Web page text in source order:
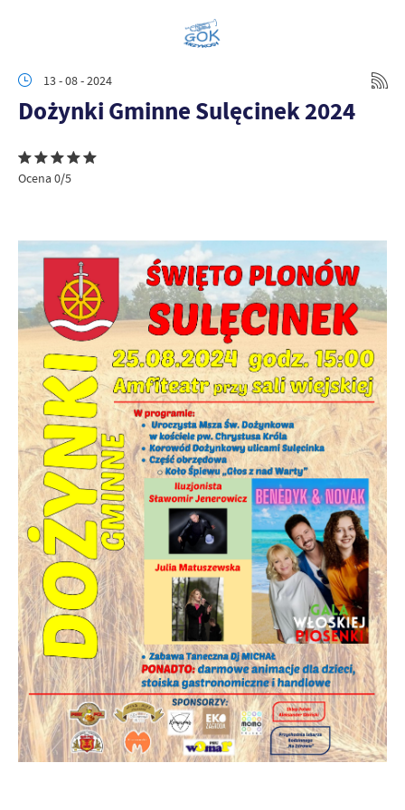
13 - 08 - 2024
Dożynki Gminne Sulęcinek 2024
Ocena 0/5